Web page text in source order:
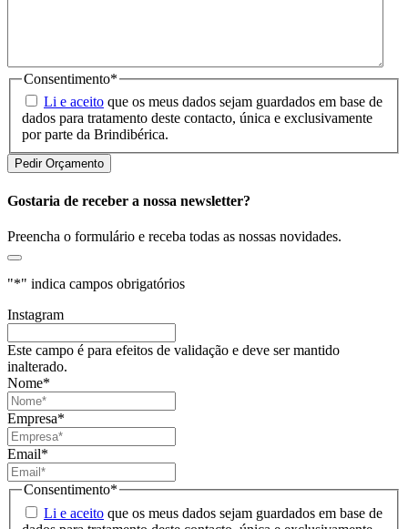
Consentimento*
Li e aceito que os meus dados sejam guardados em base de
dados para tratamento deste contacto, única e exclusivamente
por parte da Brindibérica.
Gostaria de receber a nossa newsletter?
Preencha o formulário e receba todas as nossas novidades.
"*" indica campos obrigatórios
Instagram
Este campo é para efeitos de validação e deve ser mantido
inalterado.
Nome*
Empresa*
Email*
Consentimento*
Li e aceito que os meus dados sejam guardados em base de